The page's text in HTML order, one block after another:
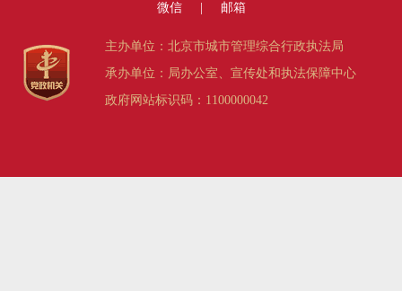
微信 邮箱
主办单位：北京市城市管理综合行政执法局
承办单位：局办公室、宣传处和执法保障中心
政府网站标识码：1100000042